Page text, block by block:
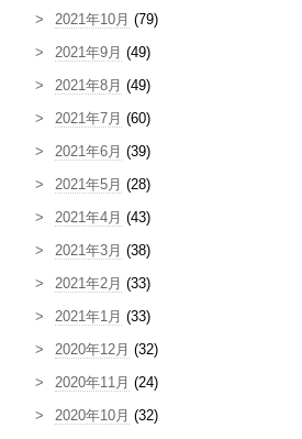
2021年10月 (79)
2021年9月 (49)
2021年8月 (49)
2021年7月 (60)
2021年6月 (39)
2021年5月 (28)
2021年4月 (43)
2021年3月 (38)
2021年2月 (33)
2021年1月 (33)
2020年12月 (32)
2020年11月 (24)
2020年10月 (32)